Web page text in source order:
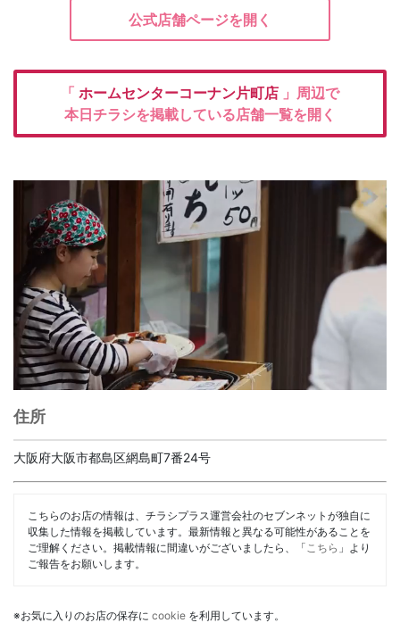
公式店舗ページを開く
「 ホームセンターコーナン片町店 」周辺で
本日チラシを掲載している店舗一覧を開く
住所
大阪府大阪市都島区網島町7番24号
こちらのお店の情報は、チラシプラス運営会社のセブンネットが独自に
収集した情報を掲載しています。最新情報と異なる可能性があることを
ご理解ください。掲載情報に間違いがございましたら、「 こちら 」より
ご報告をお願いします。
※お気に入りのお店の保存に cookie を利用しています。